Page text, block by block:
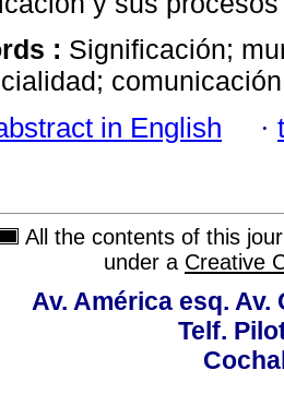
: Significación;
in English ·
All the contents of this
under a Creative
Av. América esq.
Telf.